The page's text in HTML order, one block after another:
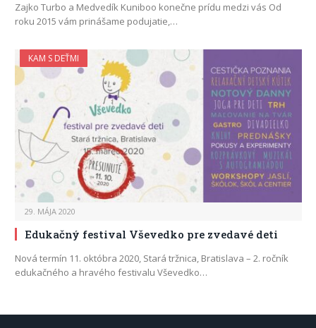
Zajko Turbo a Medvedík Kuniboo konečne prídu medzi vás Od
roku 2015 vám prinášame podujatie,…
KAM S DEŤMI
29. MÁJA 2020
Edukačný festival Vševedko pre zvedavé deti
Nová termín 11. októbra 2020, Stará tržnica, Bratislava – 2. ročník
edukačného a hravého festivalu Vševedko…